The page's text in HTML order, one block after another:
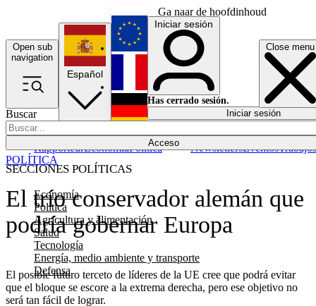
Ga naar de hoofdinhoud
Open sub
navigation
Close menu
Buscar
Acceso
SECCIONES POLÍTICAS
Economía
Política
Agricultura y alimentación
Salud
Tecnología
Energía, medio ambiente y transporte
Defensa
RapporteurEconomíaPolítica NewslettersEventosTrabajos
Español
English
Français
Iniciar sesión
Has cerrado sesión.
Iniciar sesión
El trío conservador alemán que
podría gobernar Europa
El posible futuro terceto de líderes de la UE cree que podrá evitar
que el bloque se escore a la extrema derecha, pero ese objetivo no
será tan fácil de lograr.
POLÍTICA